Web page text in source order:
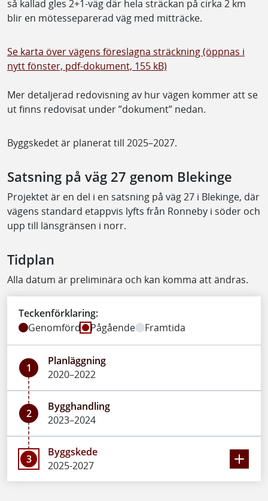
så kallad gles 2+1-väg där hela sträckan på cirka 2 km
blir en mötesseparerad väg med mitträcke.
Se karta över vägens föreslagna sträckning (öppnas i
nytt fönster, pdf-dokument, 155 kB)
Mer detaljerad redovisning av hur vägen kommer att se
ut finns redovisat under ”dokument” nedan.
Byggskedet är planerat till 2025–2027.
Satsning på väg 27 genom Blekinge
Projektet är en del i en satsning på väg 27 i Blekinge, där
vägens standard etappvis lyfts från Ronneby i söder och
upp till länsgränsen i norr.
Tidplan
Alla datum är preliminära och kan komma att ändras.
Teckenförklaring:
Genomförd
Pågående Framtida
1
Planläggning
2020–2022
2
Bygghandling
2023–2024
3
Byggskede
2025-2027